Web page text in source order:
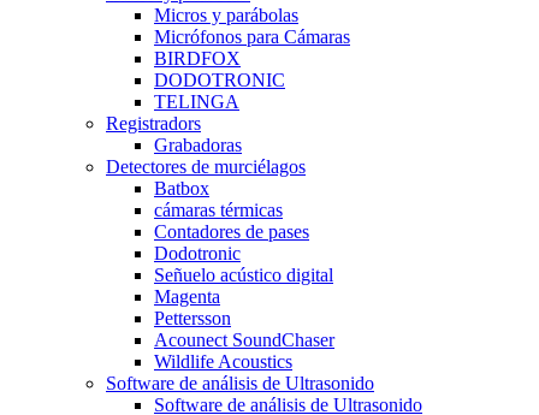
Micros y parábolas
Micrófonos para Cámaras
BIRDFOX
DODOTRONIC
TELINGA
Registradors
Grabadoras
Detectores de murciélagos
Batbox
cámaras térmicas
Contadores de pases
Dodotronic
Señuelo acústico digital
Magenta
Pettersson
Acounect SoundChaser
Wildlife Acoustics
Software de análisis de Ultrasonido
Software de análisis de Ultrasonido